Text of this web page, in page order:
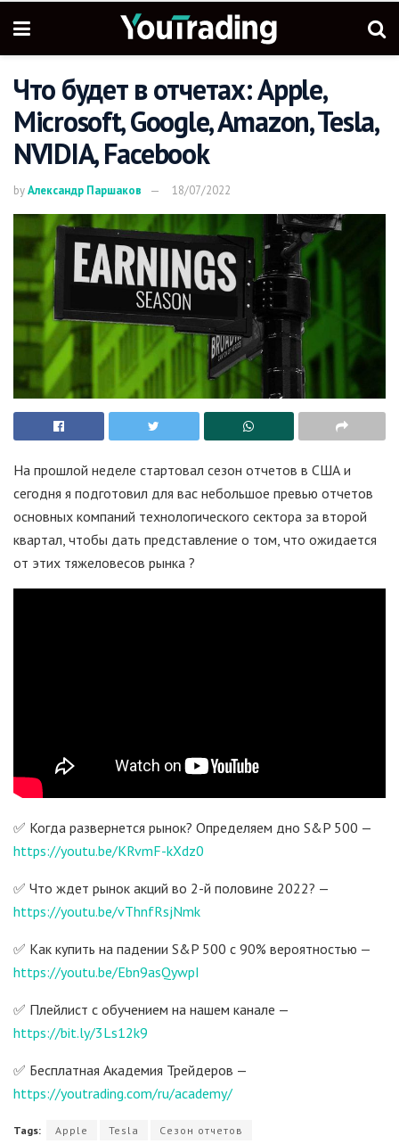
Что будет в отчетах: Apple,
Microsoft, Google, Amazon, Tesla,
NVIDIA, Facebook
byАлександр Паршаков 18/07/2022
На прошлой неделе стартовал сезон отчетов в США и
сегодня я подготовил для вас небольшое превью отчетов
основных компаний технологического сектора за второй
квартал, чтобы дать представление о том, что ожидается
от этих тяжеловесов рынка ?
✅ Когда развернется рынок? Определяем дно S&P 500 —
https://youtu.be/KRvmF-kXdz0
✅ Что ждет рынок акций во 2-й половине 2022? —
https://youtu.be/vThnfRsjNmk
✅ Как купить на падении S&P 500 с 90% вероятностью —
https://youtu.be/Ebn9asQywpI
✅ Плейлист с обучением на нашем канале —
https://bit.ly/3Ls12k9
✅ Бесплатная Академия Трейдеров —
https://youtrading.com/ru/academy/
Tags: Apple Tesla Сезон отчетов